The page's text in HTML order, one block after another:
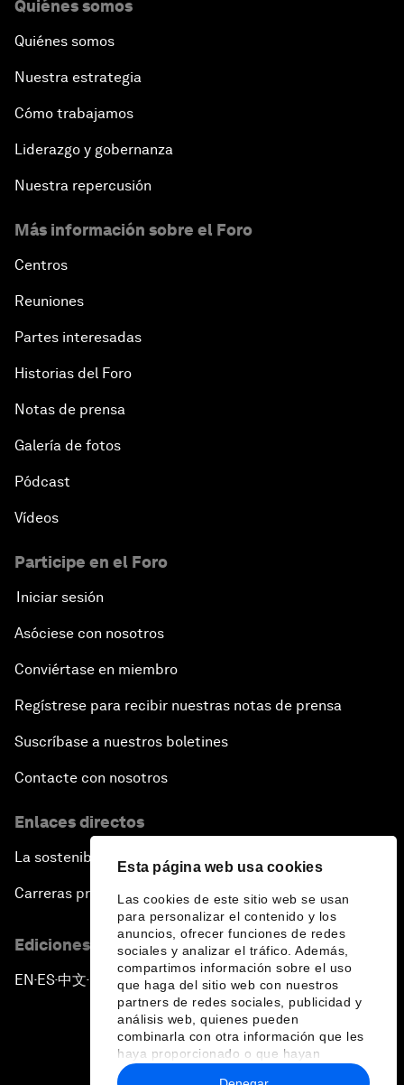
Esta página web usa cookies
Las cookies de este sitio web se usan
para personalizar el contenido y los
anuncios, ofrecer funciones de redes
sociales y analizar el tráfico. Además,
compartimos información sobre el uso
que haga del sitio web con nuestros
partners de redes sociales, publicidad y
análisis web, quienes pueden
combinarla con otra información que les
haya proporcionado o que hayan
recopilado a partir del uso que haya
Quiénes somos
Quiénes somos
Nuestra estrategia
Cómo trabajamos
Liderazgo y gobernanza
Nuestra repercusión
Más información sobre el Foro
Centros
Reuniones
Partes interesadas
Historias del Foro
Notas de prensa
Galería de fotos
Pódcast
Vídeos
Participe en el Foro
Iniciar sesión
Asóciese con nosotros
Conviértase en miembro
Regístrese para recibir nuestras notas de prensa
Suscríbase a nuestros boletines
Contacte con nosotros
Enlaces directos
La sostenibilidad en el Foro
Carreras profesionales
Ediciones en otros idiomas
EN ▪ES▪中文▪ 日本語